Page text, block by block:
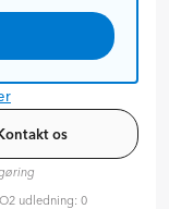
12
måneden
os
udledning: 0